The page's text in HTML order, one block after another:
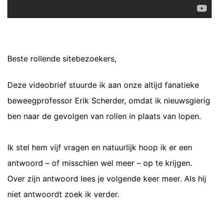
Beste rollende sitebezoekers,
Deze videobrief stuurde ik aan onze altijd fanatieke
beweegprofessor Erik Scherder, omdat ik nieuwsgierig
ben naar de gevolgen van rollen in plaats van lopen.
Ik stel hem vijf vragen en natuurlijk hoop ik er een
antwoord – of misschien wel meer – op te krijgen.
Over zijn antwoord lees je volgende keer meer. Als hij
niet antwoordt zoek ik verder.